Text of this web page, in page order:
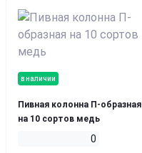
в наличии
Пивная колонна П-образная
на 10 сортов медь
0